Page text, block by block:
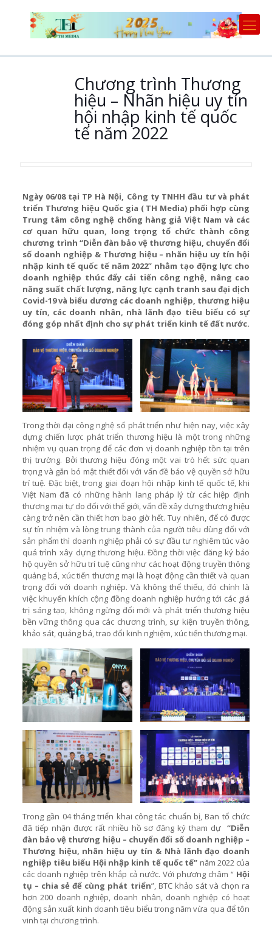
Chương trình Thương
hiệu – Nhãn hiệu uy tín
hội nhập kinh tế quốc
tế năm 2022
Ngày 06/08 tại TP Hà Nội, Công ty TNHH đầu tư và phát
triển Thương hiệu Quốc gia ( TH Media) phối hợp cùng
Trung tâm công nghệ chống hàng giả Việt Nam và các
cơ quan hữu quan, long trọng tổ chức thành công
chương trình “Diễn đàn bảo vệ thương hiệu, chuyển đổi
số doanh nghiệp & Thương hiệu – nhãn hiệu uy tín hội
nhập kinh tế quốc tế năm 2022” nhằm tạo động lực cho
doanh nghiệp thúc đẩy cải tiến công nghệ, nâng cao
năng suất chất lượng, năng lực cạnh tranh sau đại dịch
Covid-19 và biểu dương các doanh nghiệp, thương hiệu
uy tín, các doanh nhân, nhà lãnh đạo tiêu biểu có sự
đóng góp nhất định cho sự phát triển kinh tế đất nước.
Trong thời đại công nghệ số phát triển như hiện nay, việc xây
dựng chiến lược phát triển thương hiệu là một trong những
nhiệm vụ quan trọng để các đơn vị doanh nghiệp tồn tại trên
thị trường. Bởi thương hiệu đóng một vai trò hết sức quan
trọng và gắn bó mật thiết đối với vấn đề bảo vệ quyền sở hữu
trí tuệ. Đặc biệt, trong giai đoạn hội nhập kinh tế quốc tế, khi
Việt Nam đã có những hành lang pháp lý từ các hiệp định
thương mại tự do đối với thế giới, vấn đề xây dựng thương hiệu
càng trở nên cần thiết hơn bao giờ hết. Tuy nhiên, để có được
sự tín nhiệm và lòng trung thành của người tiêu dùng đối với
sản phẩm thì doanh nghiệp phải có sự đầu tư nghiêm túc vào
quá trình xây dựng thương hiệu. Đồng thời việc đăng ký bảo
hộ quyền sở hữu trí tuệ cũng như các hoạt động truyền thông
quảng bá, xúc tiến thương mại là hoạt động cần thiết và quan
trọng đối với doanh nghiệp. Và không thể thiếu, đó chính là
việc khuyến khích cộng đồng doanh nghiệp hướng tới các giá
trị sáng tạo, không ngừng đổi mới và phát triển thương hiệu
bền vững thông qua các chương trình, sự kiện truyền thông,
khảo sát, quảng bá, trao đổi kinh nghiệm, xúc tiến thương mại.
Trong gần 04 tháng triển khai công tác chuẩn bị, Ban tổ chức
đã tiếp nhận được rất nhiều hồ sơ đăng ký tham dự“Diễn
đàn bảo vệ thương hiệu – chuyển đổi số doanh nghiệp –
Thương hiệu, nhãn hiệu uy tín & Nhà lãnh đạo doanh
nghiệp tiêu biểu Hội nhập kinh tế quốc tế” năm 2022 của
các doanh nghiệp trên khắp cả nước. Với phương châm “ Hội
tụ – chia sẻ để cùng phát triển”, BTC khảo sát và chọn ra
hơn 200 doanh nghiệp, doanh nhân, doanh nghiệp có hoạt
động sản xuất kinh doanh tiêu biểu trong năm vừa qua để tôn
vinh tại chương trình.